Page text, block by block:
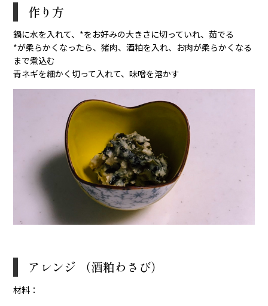
作り方
鍋に水を入れて、*をお好みの大きさに切っていれ、茹でる
*が柔らかくなったら、猪肉、酒粕を入れ、お肉が柔らかくなる
まで煮込む
青ネギを細かく切って入れて、味噌を溶かす
アレンジ （酒粕わさび）
材料：